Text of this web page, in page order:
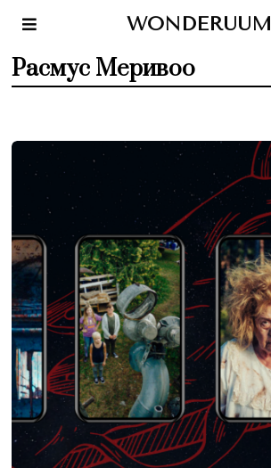
WONDERUUM
Расмус Меривоо